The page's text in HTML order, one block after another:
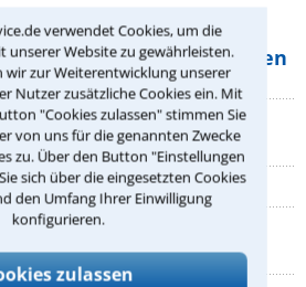
verwendet Cookies, um die
unserer Website zu gewährleisten.
wir zur Weiterentwicklung unserer
Nutzer zusätzliche Cookies ein. Mit
"Cookies zulassen" stimmen Sie
von uns für die genannten Zwecke
zu. Über den Button "Einstellungen
sich über die eingesetzten Cookies
den Umfang Ihrer Einwilligung
konfigurieren.
zulassen
unserer Redaktion
Welche Rechte haben
Welche Rechte
zahlen?
die jeder
kennen sollte